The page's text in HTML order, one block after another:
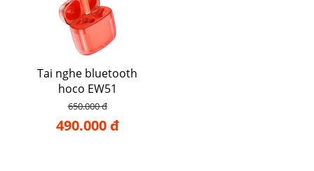
Tai nghe bluetooth
hoco EW51
650.000 đ
490.000 đ